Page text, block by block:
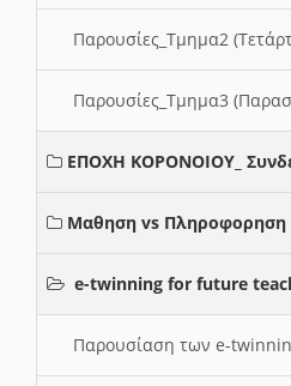
Παρουσίες_Τμημα2
Παρουσίες_Τμημα3
ΕΠΟΧΗ ΚΟΡΟΝΟΙΟΥ_
Μαθηση vs Πληροφορηση
e-twinning for future
Παρουσίαση των e-